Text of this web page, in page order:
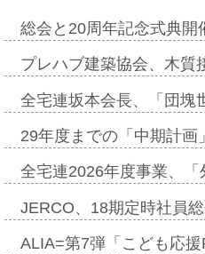
総会と20周年記念式典
プレハブ建築協会、木
全宅連坂本会長、「団
29年度までの「中期計
全宅連2026年度事業、
JERCO、18期定時社員
ALIA=第7弾「こども応